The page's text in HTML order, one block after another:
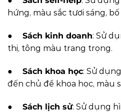
hứng, màu sắc tươi sáng,
● Sách kinh doanh: Sử
thị, tông màu trang trọng.
● Sách khoa học: Sử
đến chủ đề khoa học, màu
● Sách lịch sử: Sử dụng